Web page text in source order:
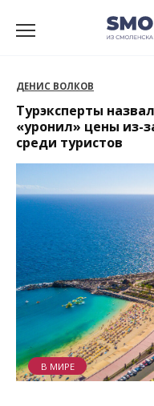
ДЕНИС ВОЛКОВ
Турэксперты
«уронил» цены из-
среди туристов
В МИРЕ